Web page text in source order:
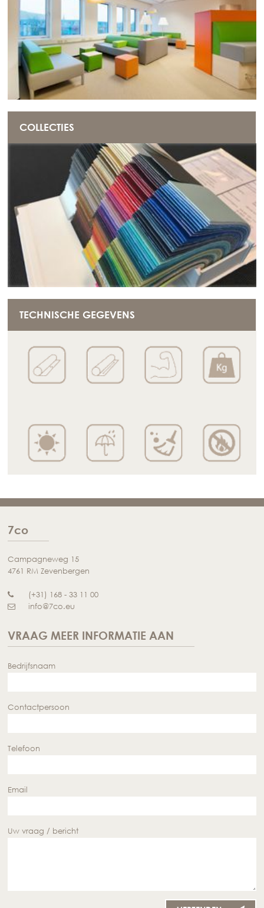
COLLECTIES
TECHNISCHE GEGEVENS
7co
Campagneweg 15
4761 RM Zevenbergen
(+31) 168 - 33 11 00
info@7co.eu
VRAAG MEER INFORMATIE AAN
Bedrijfsnaam
Contactpersoon
Telefoon
Email
Uw vraag / bericht